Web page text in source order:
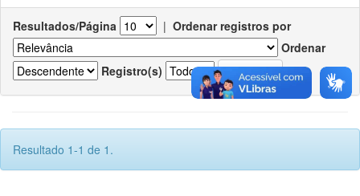
Resultados/Página | Ordenar registros por
Ordenar
Registro(s)
Resultado 1-1 de 1.